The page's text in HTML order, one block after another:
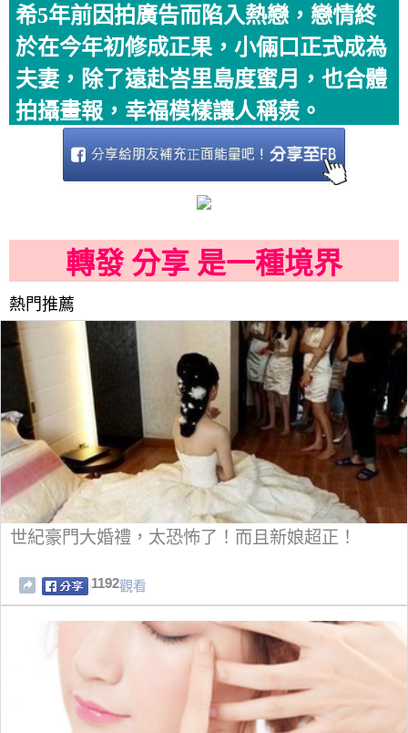
希5年前因拍廣告而陷入熱戀，戀情終
於在今年初修成正果，小倆口正式成為
夫妻，除了遠赴峇里島度蜜月，也合體
拍攝畫報，幸福模樣讓人稱羨。
轉發 分享 是一種境界
熱門推薦
世紀豪門大婚禮，太恐怖了！而且新娘超正！
1192觀看